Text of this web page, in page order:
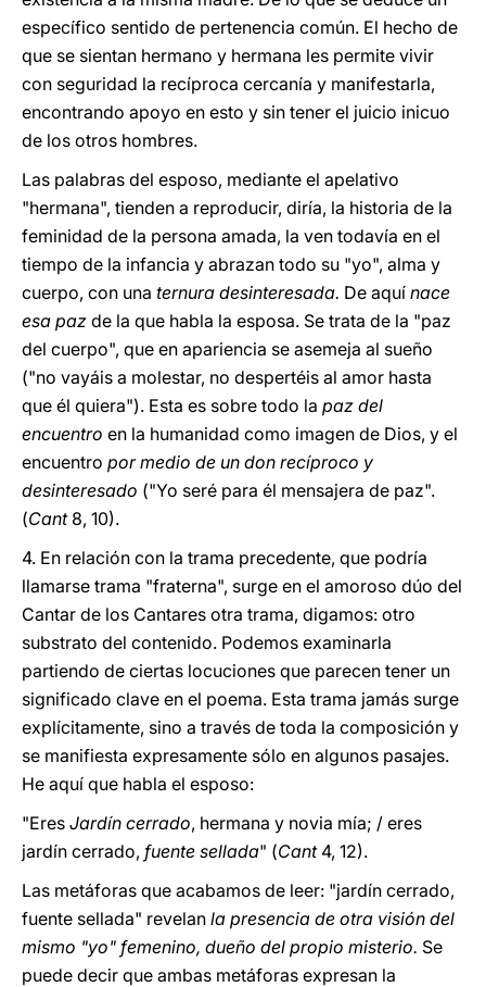
específico sentido de pertenencia común. El hecho de
que se sientan hermano y hermana les permite vivir
con seguridad la recíproca cercanía y manifestarla,
encontrando apoyo en esto y sin tener el juicio inicuo
de los otros hombres.
Las palabras del esposo, mediante el apelativo
"hermana", tienden a reproducir, diría, la historia de la
feminidad de la persona amada, la ven todavía en el
tiempo de la infancia y abrazan todo su "yo", alma y
cuerpo, con una ternura desinteresada. De aquí nace
esa paz de la que habla la esposa. Se trata de la "paz
del cuerpo", que en apariencia se asemeja al sueño
("no vayáis a molestar, no despertéis al amor hasta
que él quiera"). Esta es sobre todo la paz del
encuentro en la humanidad como imagen de Dios, y el
encuentro por medio de un don recíproco y
desinteresado ("Yo seré para él mensajera de paz".
(Cant 8, 10).
4. En relación con la trama precedente, que podría
llamarse trama "fraterna", surge en el amoroso dúo del
Cantar de los Cantares otra trama, digamos: otro
substrato del contenido. Podemos examinarla
partiendo de ciertas locuciones que parecen tener un
significado clave en el poema. Esta trama jamás surge
explícitamente, sino a través de toda la composición y
se manifiesta expresamente sólo en algunos pasajes.
He aquí que habla el esposo:
"Eres Jardín cerrado, hermana y novia mía; / eres
jardín cerrado, fuente sellada" (Cant4, 12).
Las metáforas que acabamos de leer: "jardín cerrado,
fuente sellada" revelan la presencia de otra visión del
mismo "yo" femenino, dueño del propio misterio. Se
puede decir que ambas metáforas expresan la